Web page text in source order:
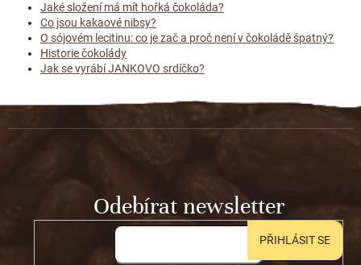
Jaké složení má mít hořká čokoláda?
Co jsou kakaové nibsy?
O sójovém lecitinu: co je zač a proč není v čokoládě špatný?
Historie čokolády
Jak se vyrábí JANKOVO srdíčko?
Z
Odebírat newsletter
PŘIHLÁSIT SE